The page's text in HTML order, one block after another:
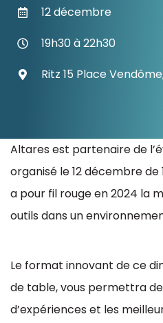
Notre groupe
12 décembre
19h30 à 22h30
Ritz 15 Place
Altares est partenaire de
organisé le 12 décembre de
a pour fil rouge en 2024 la
outils dans un
Le format innovant de ce
de table, vous permettra
d’expériences et les